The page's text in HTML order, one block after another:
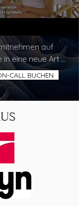
auf
in eine neue Art
die tiefe Ahnung
mehr ist, als
als nur
zu reiben.
CALL BUCHEN